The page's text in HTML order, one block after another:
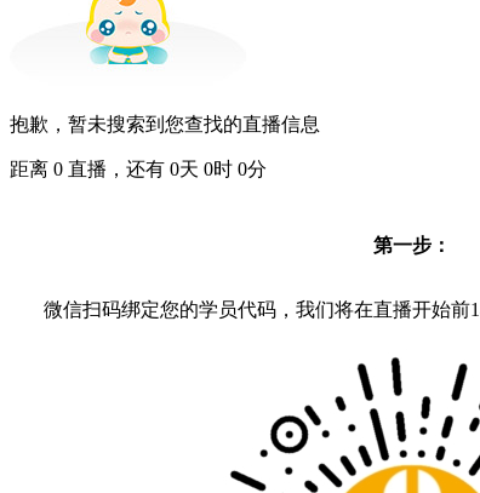
抱歉，暂未搜索到您查找的直播信息
距离 0 直播，还有 0天 0时 0分
第一步：
微信扫码绑定您的学员代码，我们将在直播开始前